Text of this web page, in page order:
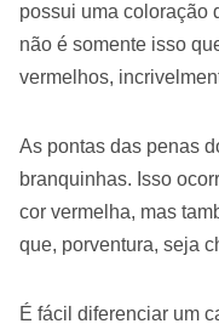
possui uma coloração
não é somente isso
vermelhos,
As pontas das penas
branquinhas. Isso
cor vermelha, mas
que, porventura, seja
É fácil diferenciar um